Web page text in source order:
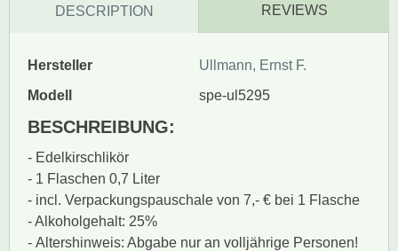
DESCRIPTION REVIEWS
Hersteller
Ullmann, Ernst F.
Modell
spe-ul5295
BESCHREIBUNG:
- Edelkirschlikör
- 1 Flaschen 0,7 Liter
- incl. Verpackungspauschale von 7,- € bei 1 Flasche
- Alkoholgehalt: 25%
- Altershinweis: Abgabe nur an volljährige Personen!